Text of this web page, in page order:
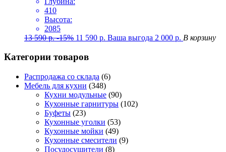
410
Высота:
2085
13 590р. -15% 11 590 р. Ваша выгода 2 000 р. В корзину
Категории товаров
Распродажа со склада (6)
Мебель для кухни (348)
Кухни модульные (90)
Кухонные гарнитуры (102)
Буфеты (23)
Кухонные уголки (53)
Кухонные мойки (49)
Кухонные смесители (9)
Посудосушители (8)